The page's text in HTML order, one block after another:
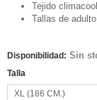
Tejido
Tallas de
Disponibilidad: Sin
Talla
XL (186 CM.)